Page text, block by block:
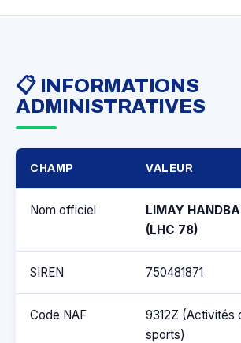
📋 INFORMATIONS
ADMINISTRATIVES
CHAMP VALEUR
Nom officiel
LIMAY
(LHC 78)
SIREN 750481871
Code NAF
9312Z (Activités
sports)